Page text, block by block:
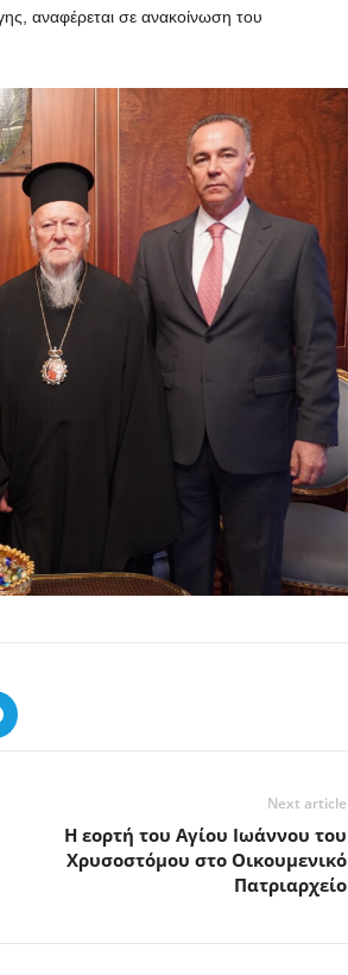
αναφέρεται σε ανακοίνωση του
Next article
Η εορτή του Αγίου Ιωάννου του
Χρυσοστόμου στο Οικουμενικό
Πατριαρχείο